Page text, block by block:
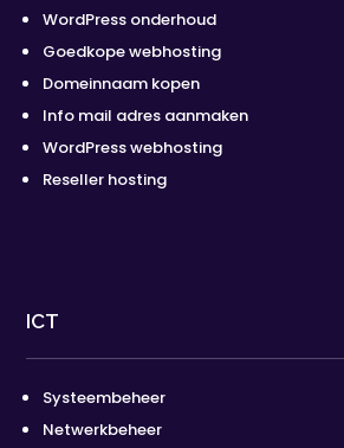
WordPress onderhoud
Goedkope webhosting
Domeinnaam kopen
Info mail adres aanmaken
WordPress webhosting
Reseller hosting
ICT
Systeembeheer
Netwerkbeheer